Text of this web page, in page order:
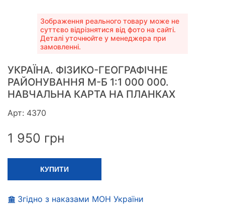
Зображення реального товару може не
суттєво відрізнятися від фото на сайті.
Деталі уточнюйте у менеджера при
замовленні.
УКРАЇНА. ФІЗИКО-ГЕОГРАФІЧНЕ
РАЙОНУВАННЯ М-Б 1:1 000 000.
НАВЧАЛЬНА КАРТА НА ПЛАНКАХ
Арт: 4370
1 950 грн
КУПИТИ
Згідно з наказами МОН України